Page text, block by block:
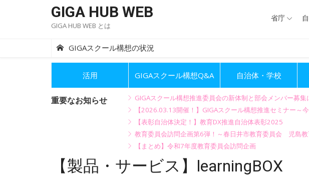
GIGA HUB WEB
GIGA HUB WEB とは
省庁
GIGAスクール構想の状況
活用 GIGAスクール構想Q&A 自治体・学校
重要なお知らせ
GIGAスクール構想推進委員会の新体制と部会メンバー募集
【2026.03.13開催！】GIGAスクール構想推進セミナー～
【表彰自治体決定！】教育DX推進自治体表彰2025
教育委員会訪問企画第6弾！～春日井市教育委員会 児島教
【まとめ】令和7年度教育委員会訪問企画
【製品・サービス】learningBOX